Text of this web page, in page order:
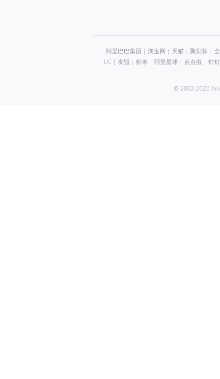
阿里巴巴集团 | 淘宝网 | 天猫| 聚划算 |
UC| 友盟 | 虾米 | 阿里星球| 点点虫 | 钉钉
© 2002-2026